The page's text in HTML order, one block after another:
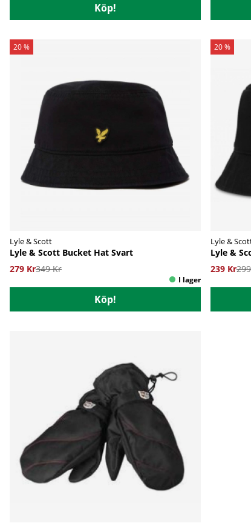
Köp!
20 %
Lyle & Scott
Lyle & Scott Bucket Hat Svart
279 Kr349 Kr
Köp!
20 %
Lyle &
Lyle &
239 Kr